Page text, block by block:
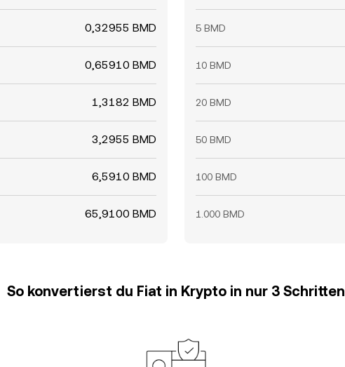
0,32955 BMD
0,65910 BMD
1,3182 BMD
3,2955 BMD
6,5910 BMD
65,9100 BMD
5 BMD
10 BMD
20 BMD
50 BMD
100 BMD
1.000 BMD
So konvertierst du Fiat in Krypto in nur 3 Schritten